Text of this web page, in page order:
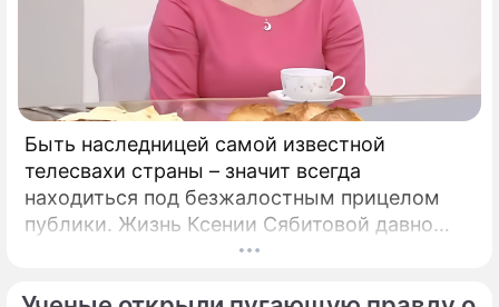
Быть наследницей самой известной
телесвахи страны – значит всегда
находиться под безжалостным прицелом
публики. Жизнь Ксении Сябитовой давно
рассматривают под мощной лупой.